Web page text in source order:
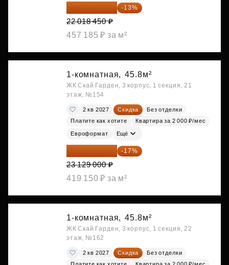
19 156 052 ₽ -13%
22 018 450 ₽
457 185 ₽ за м²
1-комнатная, 45.8м²
ЖК Скай Гарден, 3 корпус, 1 секция, 21
этаж, №154
2 кв 2027 Скидка
Без отделки
Платите как хотите
Квартира за 2 000 ₽/мес
Евроформат Ещё
19 197 070 ₽ -17%
23 129 000 ₽
419 150 ₽ за м²
1-комнатная, 45.8м²
ЖК Скай Гарден, 3 корпус, 1 секция, 22
этаж, №162
2 кв 2027 Скидка
Без отделки